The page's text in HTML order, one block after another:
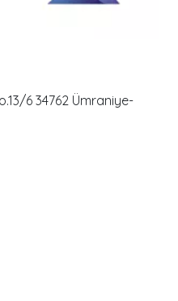
6 34762 Ümraniye-